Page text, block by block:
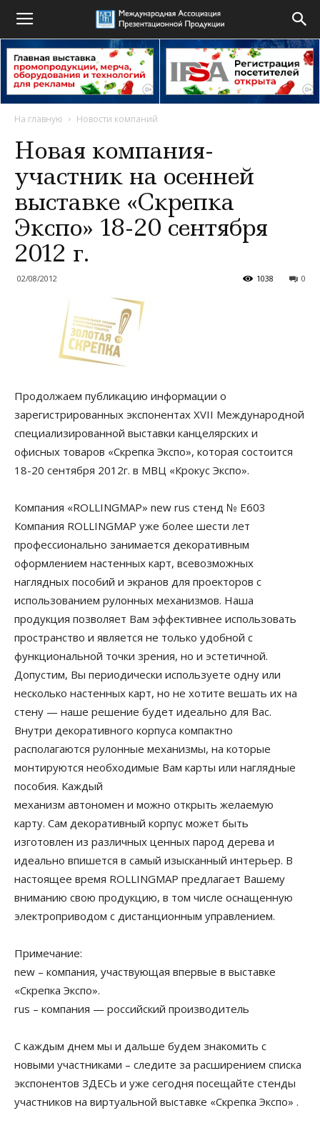
На главную Новости компаний
Новая компания-
участник на осенней
выставке «Скрепка
Экспо» 18-20 сентября
2012 г.
02/08/2012 0
1038
Продолжаем публикацию информации о
зарегистрированных экспонентах XVII Международной
специализированной выставки канцелярских и
офисных товаров «Скрепка Экспо», которая состоится
18-20 сентября 2012г. в МВЦ «Крокус Экспо».
Компания «ROLLINGMAP» new rus стенд № E603
Компания ROLLINGMAP уже более шести лет
профессионально занимается декоративным
оформлением настенных карт, всевозможных
наглядных пособий и экранов для проекторов с
использованием рулонных механизмов. Наша
продукция позволяет Вам эффективнее использовать
пространство и является не только удобной с
функциональной точки зрения, но и эстетичной.
Допустим, Вы периодически используете одну или
несколько настенных карт, но не хотите вешать их на
стену — наше решение будет идеально для Вас.
Внутри декоративного корпуса компактно
располагаются рулонные механизмы, на которые
монтируются необходимые Вам карты или наглядные
пособия. Каждый
механизм автономен и можно открыть желаемую
карту. Сам декоративный корпус может быть
изготовлен из различных ценных парод дерева и
идеально впишется в самый изысканный интерьер. В
настоящее время ROLLINGMAP предлагает Вашему
вниманию свою продукцию, в том числе оснащенную
электроприводом с дистанционным управлением.
Примечание:
new – компания, участвующая впервые в выставке
«Скрепка Экспо».
rus – компания — российский производитель
С каждым днем мы и дальше будем знакомить с
новыми участниками – следите за расширением списка
экспонентов ЗДЕСЬ и уже сегодня посещайте стенды
участников на виртуальной выставке «Скрепка Экспо» .